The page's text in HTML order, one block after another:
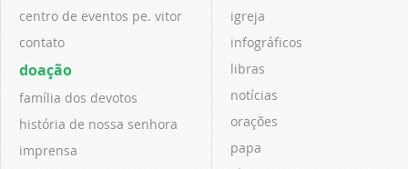
centro de eventos pe. vitor
contato
doação
família dos devotos
história de nossa senhora
imprensa
igreja
infográficos
libras
notícias
orações
papa